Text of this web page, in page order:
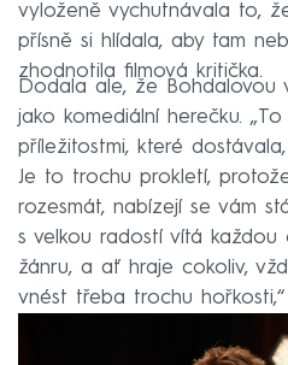
vyloženě vychutnávala to,
přísně si hlídala, aby tam
zhodnotila filmová kritička.
Dodala ale, že Bohdalovou
jako komediální herečku.
příležitostmi, které
Je to trochu prokletí,
rozesmát, nabízejí se vám
s velkou radostí vítá
žánru, a ať hraje cokoliv,
vnést třeba trochu